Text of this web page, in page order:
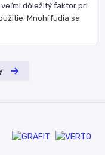
dôležitý faktor pri
Mnohí ľudia sa